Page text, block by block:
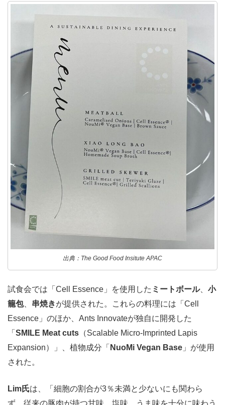
出典：The Good Food Insitute APAC
試食会では「Cell Essence」を使用した ミートボール、 小
籠包、 串焼きが提供された。これらの料理には「Cell
Essence」のほか、Ants Innovateが独自に開発した
「 SMILE Meat cuts （Scalable Micro-Imprinted Lapis
Expansion）」、植物成分「 NuoMi Vegan Base 」が使用
された。
Lim氏は、「細胞の割合が3％未満と少ないにも関わら
ず、従来の豚肉が持つ甘味、塩味、うま味を十分に味わう